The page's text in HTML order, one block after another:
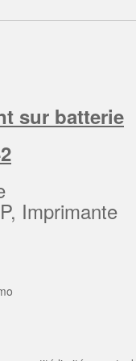
sur batterie
Imprimante